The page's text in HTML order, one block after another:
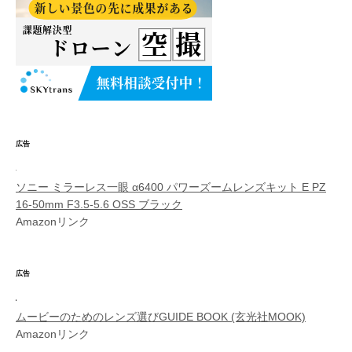
広告
ソニー ミラーレス一眼 α6400 パワーズームレンズキット E PZ
16-50mm F3.5-5.6 OSS ブラック
Amazonリンク
広告
ムービーのためのレンズ選びGUIDE BOOK (玄光社MOOK)
Amazonリンク